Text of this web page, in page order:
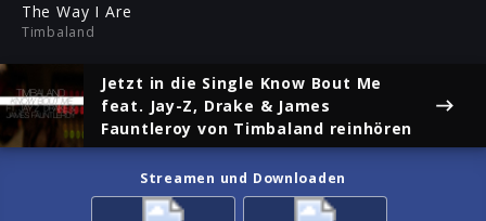
The Way I Are
Timbaland
Jetzt in die Single Know Bout Me
feat. Jay-Z, Drake & James
Fauntleroy von Timbaland reinhören
Streamen und Downloaden